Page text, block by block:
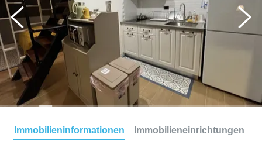
Immobilieninformationen Immobilieneinrichtungen